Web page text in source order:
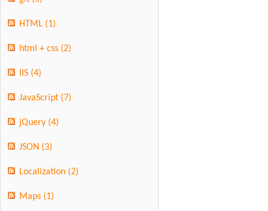
HTML (1)
html + css (2)
IIS (4)
JavaScript (7)
jQuery (4)
JSON (3)
Localization (2)
Maps (1)